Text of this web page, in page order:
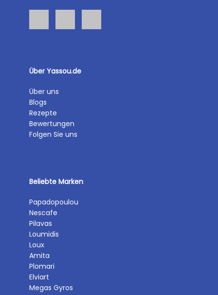
Über Yassou.de
Über uns
Blogs
Rezepte
Bewertungen
Folgen Sie uns
Beliebte Marken
Papadopoulou
Nescafe
Pilavas
Loumidis
Loux
Amita
Plomari
Elviart
Megas Gyros